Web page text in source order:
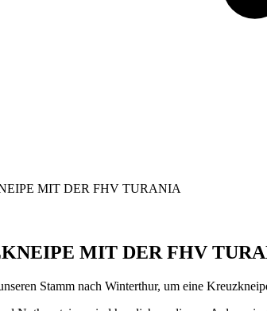
MIT DER FHV TURANIA
MIT DER FHV
Stamm nach Winterthur, um eine